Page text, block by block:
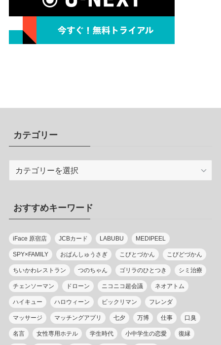
カテゴリー
リ
ー
おすすめキーワード
iFace 原宿店 JCBカード LABUBU MEDIPEEL
SPY×FAMILY おぱんしゅうさぎ こびとづかん こびどづかん
ちいかわレストラン つのちゃん ゴリラのひとつき シミ治療
チェンソーマン ドローン ニコニコ超会議 ネオアトム
ハイキュー ハロウィーン ビックリマン フレンダ
マッサージ マッチングアプリ 七夕 万博 仕事 口臭
名言 女性専用ホテル 学生時代 小中学生の恋愛 復縁